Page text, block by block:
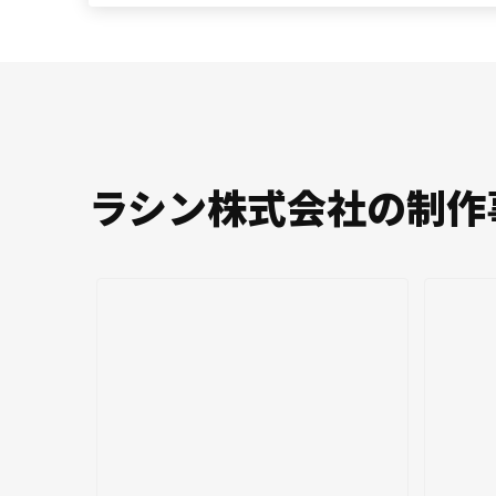
ラシン株式会社の制